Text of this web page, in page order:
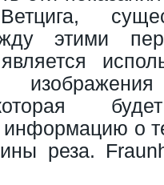
этими
о
реза.